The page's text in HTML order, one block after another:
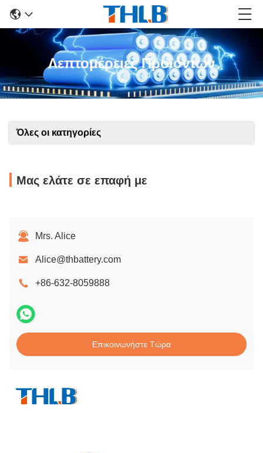
Λεπτομέρειες Προϊόντων
Όλες οι κατηγορίες
Μας ελάτε σε επαφή με
Mrs. Alice
Alice@thbattery.com
+86-632-8059888
Επικοινωνήστε Τώρα